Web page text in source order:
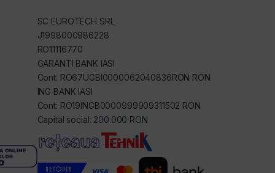
SC EUROTECH SRL
J1998000986228
RO11116770
GARANTI BANK IASI
Cont: RO67UGBI0000062040836RON RON
ING BANK IASI
Cont: RO19INGB0000999909311502 RON
Capital social: 200.000 RON